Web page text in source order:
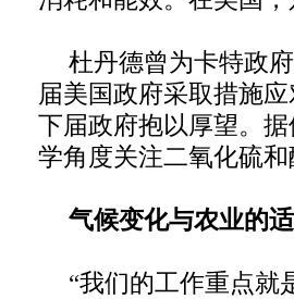
杜丹德曾为卡特政
届美国政府采取措施
下届政府抱以厚望。
学角度关注二氧化硫和
气候变化与农业的
“我们的工作重点就